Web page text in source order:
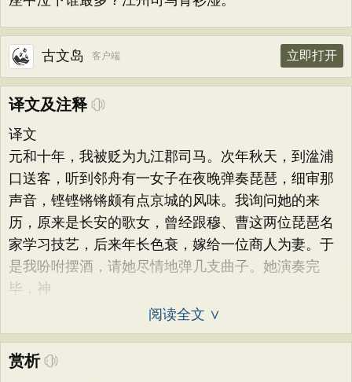
古文岛 客户端 立即打开
译文及注释
译文
元和十年，我被贬为九江郡司马。次年秋天，到湓浦
口送客，听到邻舟有一女子在夜晚弹奏琵琶，细审那
声音，铿铿锵锵颇有点京城的风味。我询问她的来
历，原来是长安的歌女，曾经跟穆、曹这两位琵琶名
家学习技艺，后来年长色衰，嫁给一位商人为妻。于
是我吩咐摆酒，请她尽情地弹几支曲子。她演奏完
毕，神
阅读全文 ∨
赏析